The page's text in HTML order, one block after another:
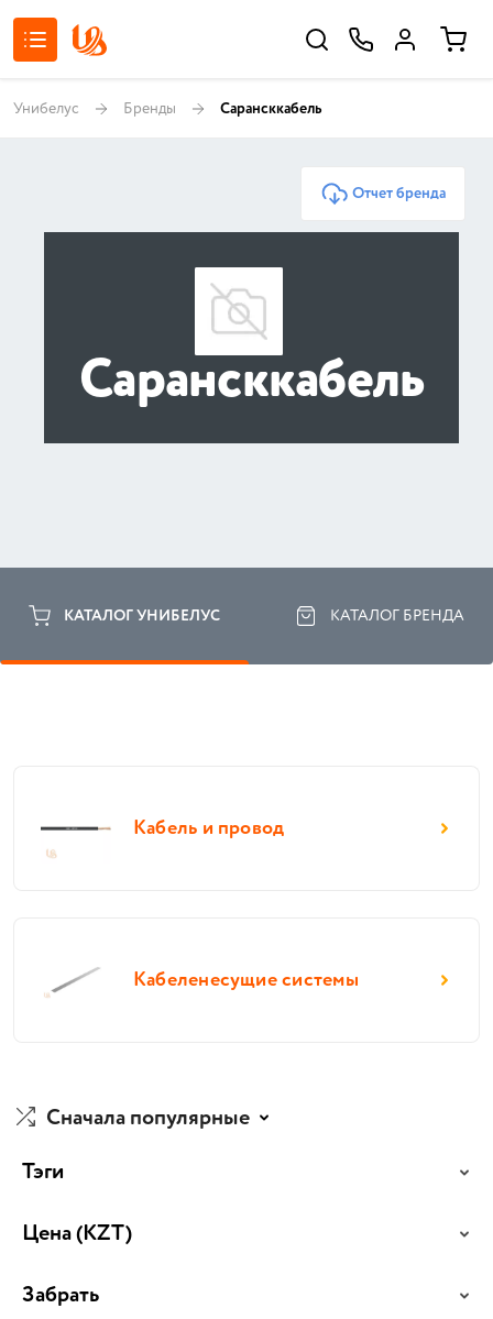
Унибелус Бренды Сарансккабель
Отчет бренда
Сарансккабель
КАТАЛОГ УНИБЕЛУС КАТАЛОГ БРЕНДА
Кабель и провод
Кабеленесущие системы
Сначала популярные
Тэги
Цена(KZT)
Забрать